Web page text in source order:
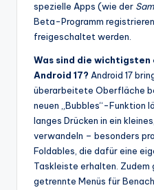
spezielle Apps (wie der
Beta-Programm
freigeschaltet werden.
Was sind die wichtigsten
Android 17? Android 17
überarbeitete Oberfläche
neuen „Bubbles“-Funktion
langes Drücken in ein
verwandeln – besonders
Foldables, die dafür eine
Taskleiste erhalten.
getrennte Menüs für